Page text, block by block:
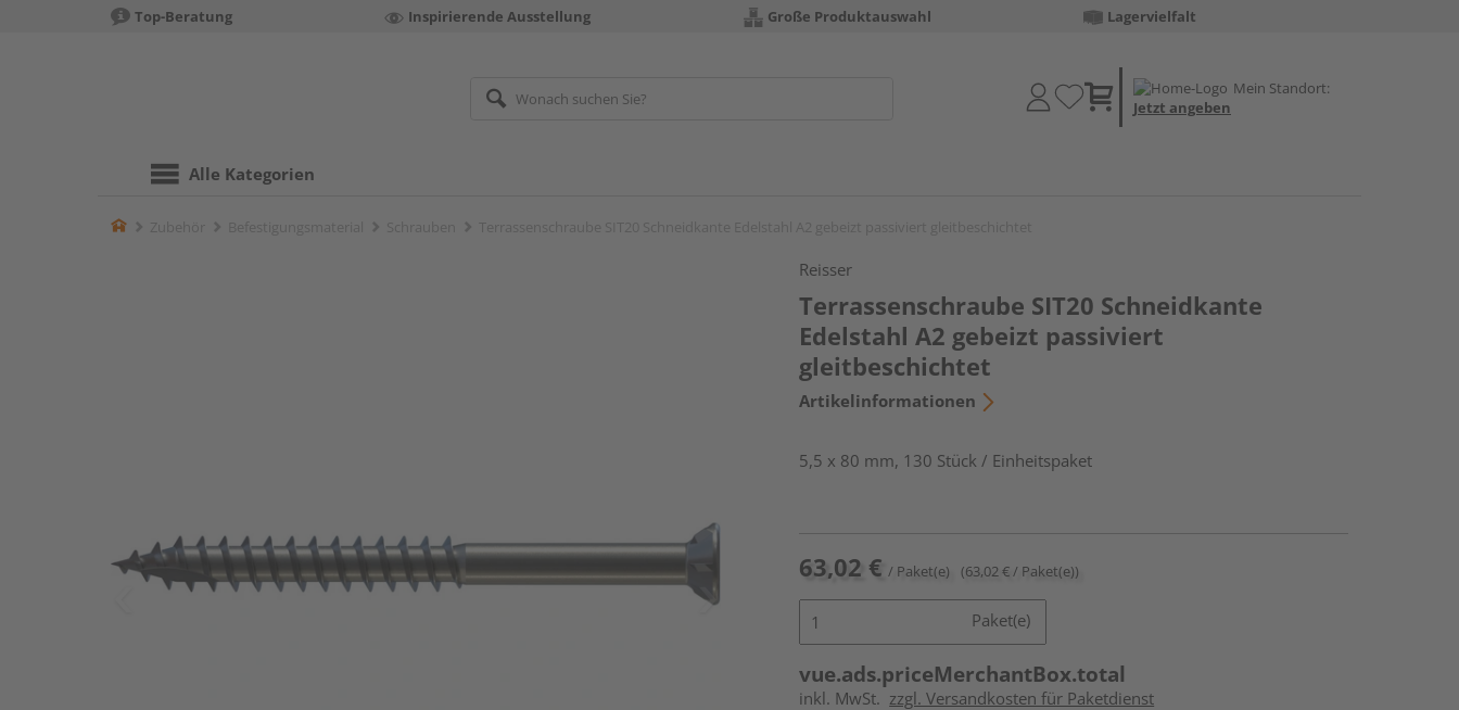
Top-Beratung Inspirierende Ausstellung Große Produktauswahl Lagervielfalt
Mein Standort:
Jetzt angeben
Alle Kategorien
Home
Reisser
Terrassenschraube SIT20 Schneidkante
Edelstahl A2 gebeizt passiviert
gleitbeschichtet
Artikelinformationen
5,5 x 80 mm, 130 Stück / Einheitspaket
63,02 € / Paket(e) (63,02 € / Paket(e))
Paket(e)
vue.ads.priceMerchantBox.total
inkl. MwSt. zzgl. Versandkosten für Paketdienst